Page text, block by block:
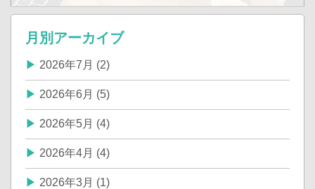
月別アーカイブ
2026年7月 (2)
2026年6月 (5)
2026年5月 (4)
2026年4月 (4)
2026年3月 (1)